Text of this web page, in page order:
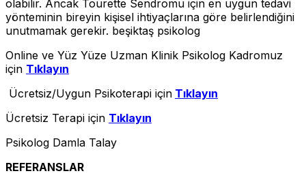
olabilir. Ancak Tourette Sendromu için en uygun tedavi
yönteminin bireyin kişisel ihtiyaçlarına göre belirlendiğini
unutmamak gerekir. beşiktaş psikolog
Online ve Yüz Yüze Uzman Klinik Psikolog Kadromuz
için Tıklayın
Ücretsiz/Uygun Psikoterapi için Tıklayın
Ücretsiz Terapi için Tıklayın
Psikolog Damla Talay
REFERANSLAR